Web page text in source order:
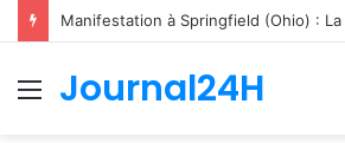
Menu
Journal24H